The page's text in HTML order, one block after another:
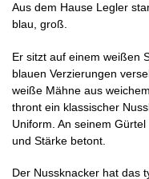
Aus dem Hause Legler
blau, groß.
Er sitzt auf einem weißen
blauen Verzierungen
weiße Mähne aus
thront ein klassischer
Uniform. An seinem
und Stärke betont.
Der Nussknacker hat das